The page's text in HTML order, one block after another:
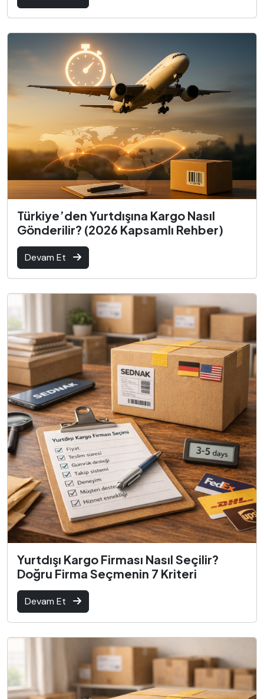
Türkiye’den Yurtdışına Kargo Nasıl
Gönderilir? (2026 Kapsamlı Rehber)
Devam Et
Yurtdışı Kargo Firması Nasıl Seçilir?
Doğru Firma Seçmenin 7 Kriteri
Devam Et